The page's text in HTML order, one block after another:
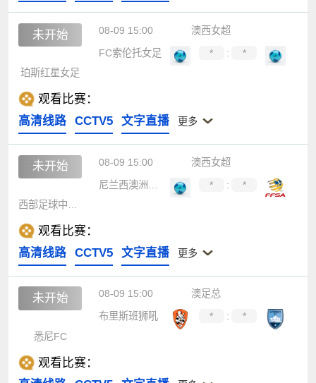
未开始 08-09 15:00
澳西女超
FC索伦托女足
* :
*
珀斯红星女足
观看比赛：
高清线路
CCTV5 文字直播 更多
未开始 08-09 15:00
澳西女超
* :
*
西部足球中心女足
观看比赛：
高清线路
CCTV5 文字直播 更多
未开始 08-09 15:00
澳足总
布里斯班狮吼
* :
*
悉尼FC
观看比赛：